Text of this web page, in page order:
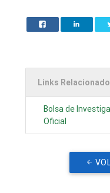
Links
Bolsa de
Oficial